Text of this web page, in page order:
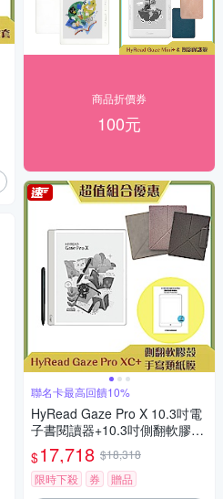
商品折價券
100元
聯名卡最高回饋10%
HyRead Gaze Pro X 10.3吋電
子書閱讀器+10.3吋側翻軟膠殼
+手寫類紙膜 (組合)
$17,718 $18,318
限時下殺
券 贈品